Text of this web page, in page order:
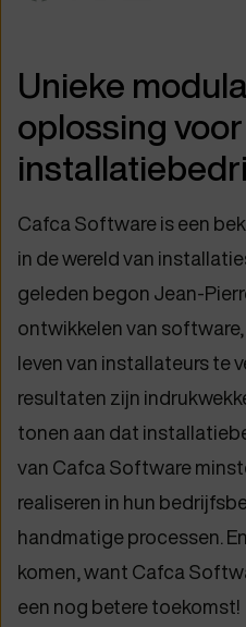
Unieke
oplossing voor
Cafca Software is een
in de wereld van
geleden begon Jean-
ontwikkelen van
leven van installateurs te
resultaten zijn
tonen aan dat
van Cafca Software
realiseren in hun
handmatige processen.
komen, want Cafca
een nog betere toekomst!